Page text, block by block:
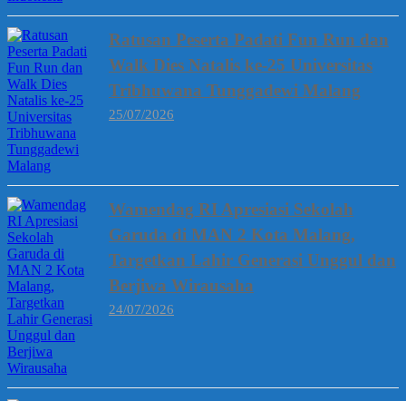
Ratusan Peserta Padati Fun Run dan
Walk Dies Natalis ke-25 Universitas
Tribhuwana Tunggadewi Malang
25/07/2026
Wamendag RI Apresiasi Sekolah
Garuda di MAN 2 Kota Malang,
Targetkan Lahir Generasi Unggul dan
Berjiwa Wirausaha
24/07/2026